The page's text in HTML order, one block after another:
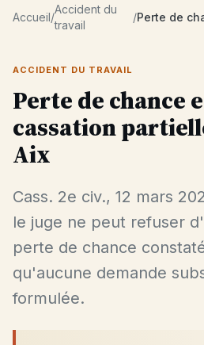
Accueil/
Accident du
travail
/
ACCIDENT DU TRAVAIL
Perte de chance
cassation
Aix
Cass. 2e civ., 12 mars
le juge ne peut refuser
perte de chance
qu'aucune demande
formulée.